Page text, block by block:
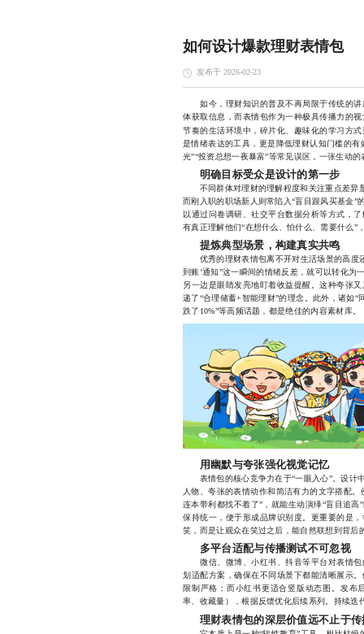
如何设计爆款理财表情包
发布于 2026-02-23
如今，理财知识的普及不再局限于传统的讲
体获取信息，而表情包作为一种极具传播力的
节奏的生活环境中，碎片化、趣味化的学习方
是情绪表达的工具，更是降低理财认知门槛的
光”“投资总想一夜暴富”等常见误区，一张生动
明确目标受众是设计的第一步
不同群体对理财的理解程度和关注重点差异
而刚入职的职场新人则常陷入“盲目跟风买基金
以通过问卷调研、社交平台数据分析等方式，
有真正理解他们“在想什么、怕什么、需要什么”
提炼典型场景，构建真实共鸣
优秀的理财表情包离不开对生活场景的高度
到账’通知”这一瞬间的情绪反差，就可以转化
另一边是眼睛发亮地盯着收益提醒。这种夸张
递了“合理储蓄+智能理财”的理念。此外，诸如
跌了10%”等高频话题，都是绝佳的内容素材库。
用幽默与夸张强化视觉记忆
表情包的核心竞争力在于“一眼入心”。设计
人物、夸张的表情动作和简洁有力的文字搭配
连本带利都找不着了”，就能生动演绎“盲目追
保持统一，便于形成品牌识别度。更重要的是
笑，而是让观众在笑过之后，能自然联想到背后
多平台适配与传播测试不可忽视
微信、微博、小红书、抖音等平台对表情包
划适配方案，确保在不同场景下都能清晰展示
限制严格；而小红书更适合竖版动态图。发布
率、收藏量），根据反馈优化后续系列。持续迭
理财表情包的深层价值远不止于传